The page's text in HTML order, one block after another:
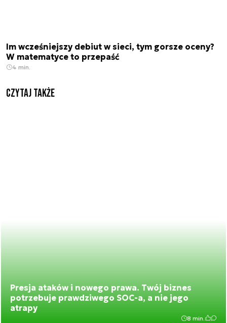
Im wcześniejszy debiut w sieci, tym gorsze oceny?
W matematyce to przepaść
4 min.
Czytaj także
Presja ataków i nowego prawa. Twój biznes
potrzebuje prawdziwego SOC-a, a nie jego
atrapy
8 min.